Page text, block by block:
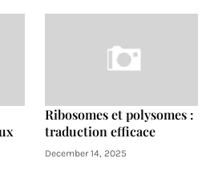
Ribosomes et polysomes :
traduction efficace
December 14, 2025